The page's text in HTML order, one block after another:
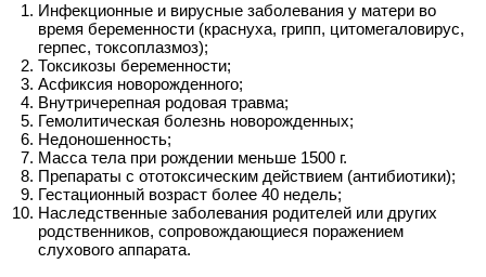
Инфекционные и вирусные заболевания у матери во
время беременности (краснуха, грипп, цитомегаловирус,
герпес, токсоплазмоз);
Токсикозы беременности;
Асфиксия новорожденного;
Внутричерепная родовая травма;
Гемолитическая болезнь новорожденных;
Недоношенность;
Масса тела при рождении меньше 1500 г.
Препараты с ототоксическим действием (антибиотики);
Гестационный возраст более 40 недель;
Наследственные заболевания родителей или других
родственников, сопровождающиеся поражением
слухового аппарата.